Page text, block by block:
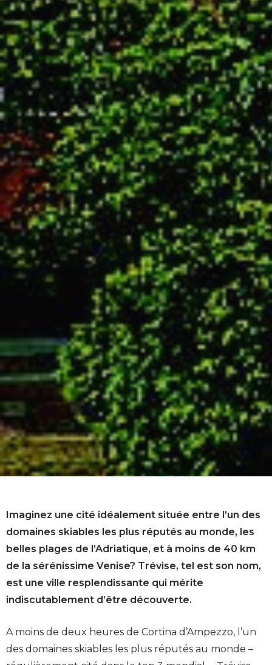
Imaginez une cité idéalement située entre l’un des
domaines skiables les plus réputés au monde, les
belles plages de l’Adriatique, et à moins de 40 km
de la sérénissime Venise? Trévise, tel est son nom,
est une ville resplendissante qui mérite
indiscutablement d’être découverte.
A moins de deux heures de Cortina d’Ampezzo, l’un
des domaines skiables les plus réputés au monde –